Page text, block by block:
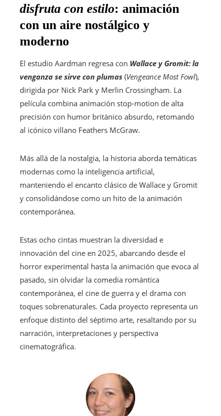
disfruta con estilo: animación
con un aire nostálgico y
moderno
El estudio Aardman regresa con Wallace y Gromit: la
venganza se sirve con plumas (Vengeance Most Fowl),
dirigida por Nick Park y Merlin Crossingham. La
película combina animación stop-motion de alta
precisión con humor británico absurdo, retomando
al icónico villano Feathers McGraw.
Más allá de la nostalgia, la historia aborda temáticas
modernas como la inteligencia artificial,
manteniendo el encanto clásico de Wallace y Gromit
y consolidándose como un hito de la animación
contemporánea.
Estas ocho cintas muestran la diversidad e
innovación del cine en 2025, abarcando desde el
horror experimental hasta la animación que evoca al
pasado, sin olvidar la comedia romántica
contemporánea, el cine de guerra y el drama con
toques sobrenaturales. Cada proyecto representa un
enfoque distinto del séptimo arte, resaltando por su
narración, interpretaciones y perspectiva
cinematográfica.